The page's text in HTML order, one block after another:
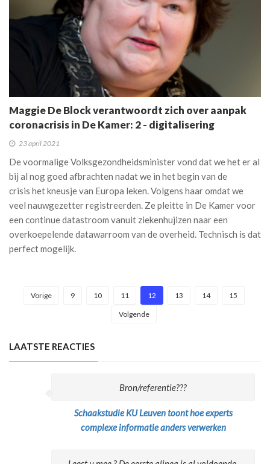
Maggie De Block verantwoordt zich over aanpak
coronacrisis in De Kamer: 2 - digitalisering
23 april 2021
De voormalige Volksgezondheidsminister vond dat we het er al
bij al nog goed afbrachten nadat we in het begin van de
crisis het kneusje van Europa leken. Volgens haar omdat we
veel nauwgezetter registreerden. Ze pleitte in De Kamer voor
een continue datastroom vanuit ziekenhujizen naar een
overkoepelende datawarroom van de overheid. Technisch is dat
perfect mogelijk.
Vorige 9 10 11 12 13 14 15
Volgende
LAATSTE REACTIES
Bron/referentie???
Schaakstudie KU Leuven toont hoe experts
complexe informatie anders verwerken